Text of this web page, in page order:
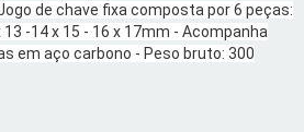
de chave fixa composta por 6 peças:
13 -14 x 15 - 16 x 17mm - Acompanha
em aço carbono - Peso bruto: 300